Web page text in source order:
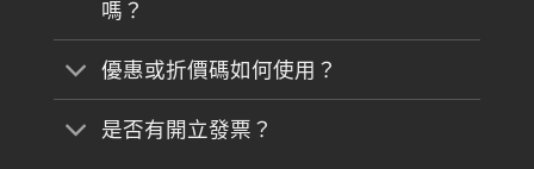
嗎？
優惠或折價碼如何使用？
是否有開立發票？